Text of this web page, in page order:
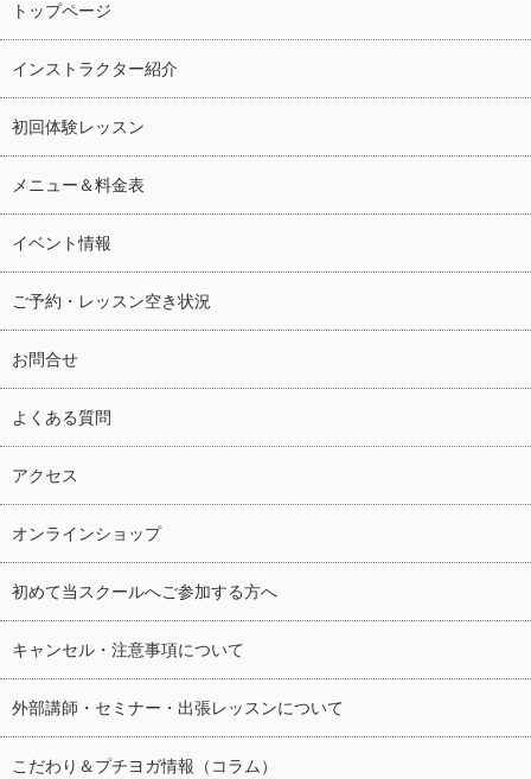
トップページ
インストラクター紹介
初回体験レッスン
メニュー＆料金表
イベント情報
ご予約・レッスン空き状況
お問合せ
よくある質問
アクセス
オンラインショップ
初めて当スクールへご参加する方へ
キャンセル・注意事項について
外部講師・セミナー・出張レッスンについて
こだわり＆プチヨガ情報（コラム）